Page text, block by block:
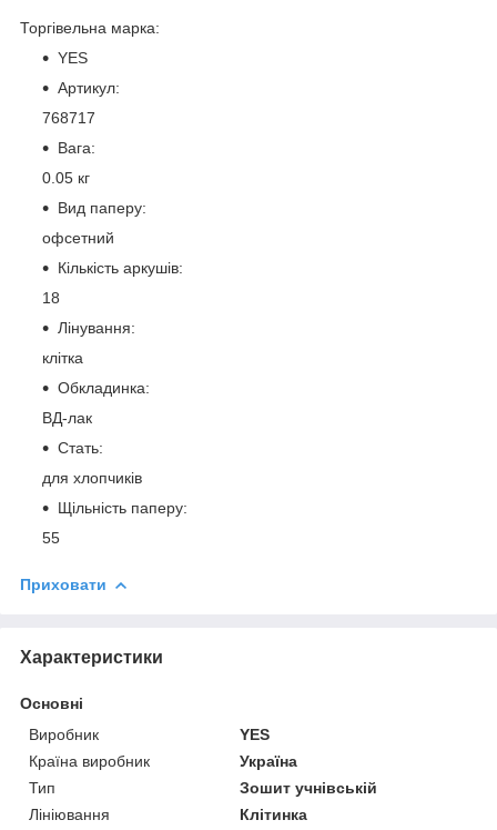
Торгівельна марка:
YES
Артикул:
768717
Вага:
0.05 кг
Вид паперу:
офсетний
Кількість аркушів:
18
Лінування:
клітка
Обкладинка:
ВД-лак
Стать:
для хлопчиків
Щільність паперу:
55
Приховати
Характеристики
Основні
Виробник
YES
Країна виробник
Україна
Тип
Зошит учнівській
Лініювання
Клітинка